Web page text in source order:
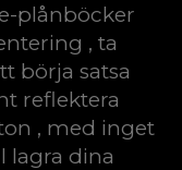
plånböcker
, ta
börja satsa
reflektera
, med inget
lagra dina